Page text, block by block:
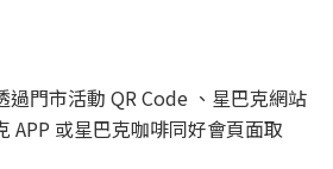
過門市活動 QR Code 、星巴克網站
APP 或星巴克咖啡同好會頁面取